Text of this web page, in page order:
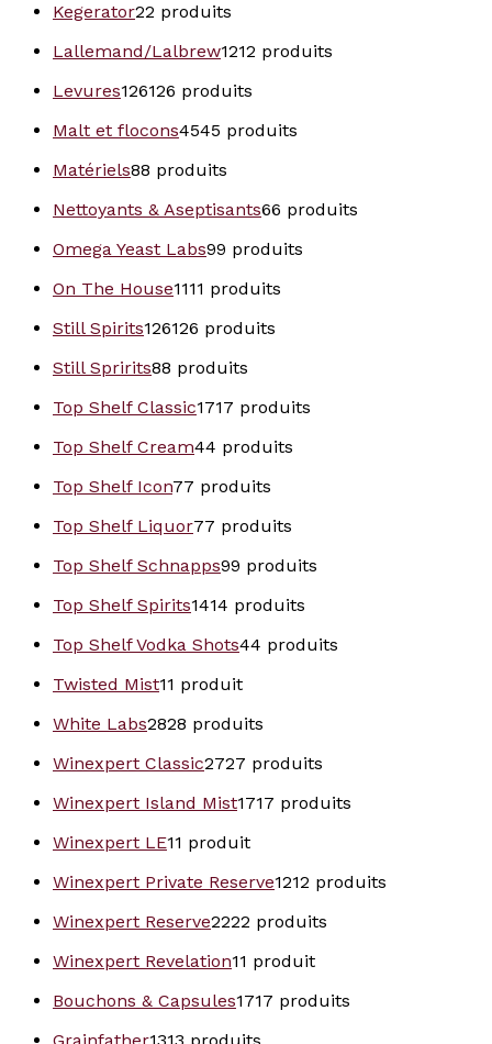
Kegerator22 produits
Lallemand/Lalbrew1212 produits
Levures126126 produits
Malt et flocons4545 produits
Matériels88 produits
Nettoyants & Aseptisants66 produits
Omega Yeast Labs99 produits
On The House1111 produits
Still Spirits126126 produits
Still Spririts88 produits
Top Shelf Classic1717 produits
Top Shelf Cream44 produits
Top Shelf Icon77 produits
Top Shelf Liquor77 produits
Top Shelf Schnapps99 produits
Top Shelf Spirits1414 produits
Top Shelf Vodka Shots44 produits
Twisted Mist11 produit
White Labs2828 produits
Winexpert Classic2727 produits
Winexpert Island Mist1717 produits
Winexpert LE11 produit
Winexpert Private Reserve1212 produits
Winexpert Reserve2222 produits
Winexpert Revelation11 produit
Bouchons & Capsules1717 produits
Grainfather1313 produits